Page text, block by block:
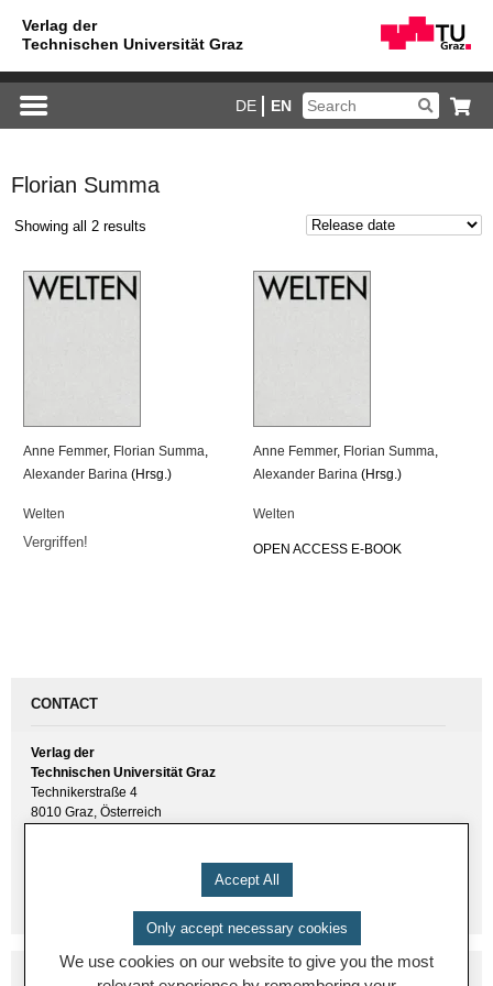
DE EN
Florian Summa
Showing all 2 results
Anne Femmer, Florian Summa,
Alexander Barina (Hrsg.)
Welten
Vergriffen!
Anne Femmer, Florian Summa,
Alexander Barina(Hrsg.)
Welten
OPEN ACCESS E-BOOK
CONTACT
Verlag der
Technischen Universität Graz
Technikerstraße 4
8010 Graz, Österreich
Accept All
Only accept necessary cookies
We use cookies on our website to give you the most